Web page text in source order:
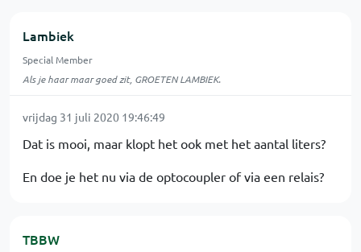
Lambiek
Special Member
Als je haar maar goed zit, GROETEN LAMBIEK.
vrijdag 31 juli 2020 19:46:49
Dat is mooi, maar klopt het ook met het aantal liters?
En doe je het nu via de optocoupler of via een relais?
TBBW